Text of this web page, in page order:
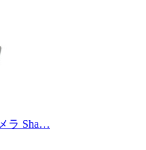
ラ Sha…